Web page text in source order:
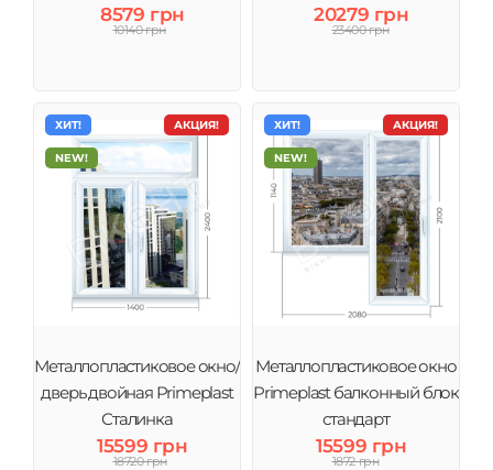
8579 грн
10140 грн
20279 грн
23400 грн
АКЦИЯ!
ХИТ!
NEW!
Металлопластиковое окно/
дверь двойная Primeplast
Сталинка
15599 грн
18720 грн
АКЦИЯ!
ХИТ!
NEW!
Металлопластиковое окно
Primeplast балконный блок
стандарт
15599 грн
1872 грн